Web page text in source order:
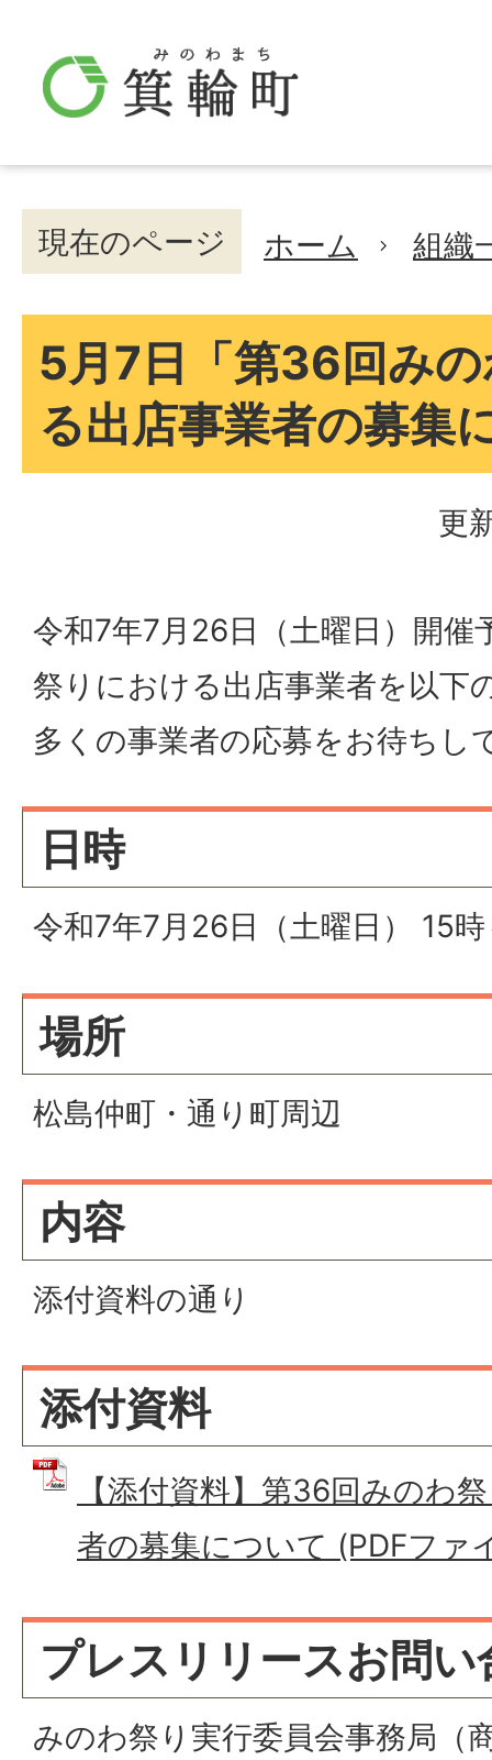
現在のページ ホーム 組織
5月7日「第36回み
る出店事業者の募集
更
令和7年7月26日（土曜日）開催
祭りにおける出店事業者を以下
多くの事業者の応募をお待ちし
日時
令和7年7月26日（土曜日） 15
場所
松島仲町・通り町周辺
内容
添付資料の通り
添付資料
【添付資料】第36回みのわ
者の募集について (PDFファ
プレスリリースお問い
みのわ祭り実行委員会事務局（